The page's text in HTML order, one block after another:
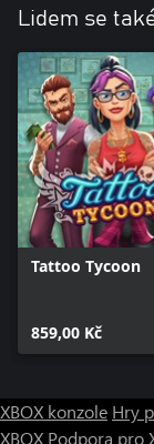
Lidem se
Tattoo Tycoon
859,00 Kč
XBOX konzole Hry
XBOX Podpora pro